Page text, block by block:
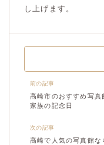
し上げます。
前の記事
高崎市のおすすめ写真
家族の記念日
次の記事
高崎で人気の写真館な